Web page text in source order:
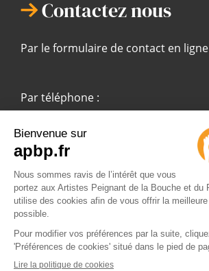
Contactez nous
Par le formulaire de contact en ligne
Par téléphone :
Par voie postale :
APBP
37 route Ecospace - Molsheim
67955 Strasbourg Cedex 9